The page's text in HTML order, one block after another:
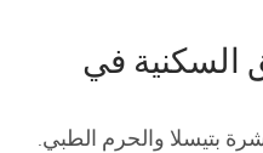
السكنية في
بتيسلا والحرم الطبي.